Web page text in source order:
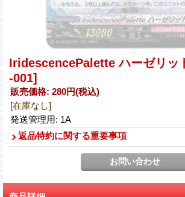
IridescencePalette ハーゼリッ
-001]
販売価格: 280円(税込)
[在庫なし]
発送管理用: 1A
返品特約に関する重要事項